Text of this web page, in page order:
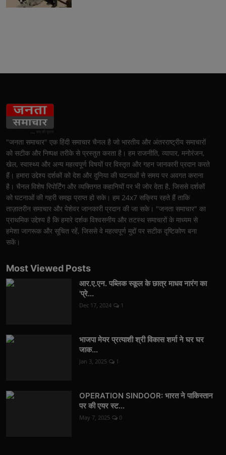
"जनता समाचार" एक हिंदी समाचार चैनल है जो भारतीय और अंतरराष्ट्रीय समाचारों
को सटीक और निष्पक्ष तरीके से प्रस्तुत करता है। हम राजनीति, व्यापार, मनोरंजन,
खेल, स्वास्थ्य और अन्य महत्वपूर्ण विषयों पर विस्तृत और गहन जानकारी प्रदान करते
हैं। हमारा उद्देश्य दर्शकों को देश और दुनिया की घटनाओं से समय पर अवगत कराना
है। चैनल विशेष रिपोर्टिंग और व्यक्तिगत कहानियों पर भी जोर देता है, जिससे दर्शकों
को घटनाओं की गहरी समझ प्राप्त हो सके। हम 24x7 सक्रिय रहते हैं ताकि
ताज़ातरीन समाचार और पेशेवर जानकारी प्रदान की जा सके। "जनता समाचार" का
प्राथमिक उद्देश्य है कि हमारे दर्शक विश्वसनीय और तटस्थ समाचारों के माध्यम से
हमेशा जागरूक और सूचित रहें, जिससे वे महत्वपूर्ण मुद्दों पर सटीक दृष्टिकोण बना
सकें।
Most Viewed Posts
आर.ए.एन. पब्लिक स्कूल के छात्र माधव नारंग का
'प्रे...
Dec 17, 2024 1
भाजपा मेयर प्रत्याशी श्री विकास शर्मा ने घर घर
जाक...
Jan 3, 2025 1
OPERATION SINDOOR: भारत ने पाकिस्तान
पर की एयर स्ट...
May 7, 2025 0